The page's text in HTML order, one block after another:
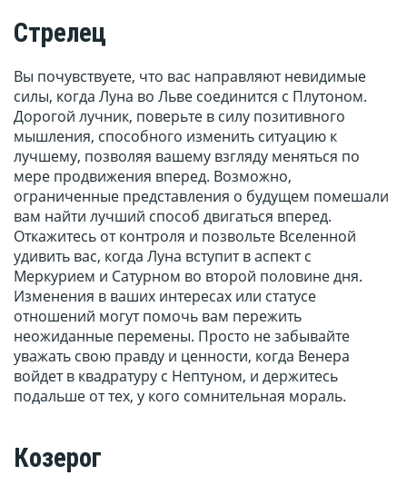
Стрелец
Вы почувствуете, что вас направляют невидимые
силы, когда Луна во Льве соединится с Плутоном.
Дорогой лучник, поверьте в силу позитивного
мышления, способного изменить ситуацию к
лучшему, позволяя вашему взгляду меняться по
мере продвижения вперед. Возможно,
ограниченные представления о будущем помешали
вам найти лучший способ двигаться вперед.
Откажитесь от контроля и позвольте Вселенной
удивить вас, когда Луна вступит в аспект с
Меркурием и Сатурном во второй половине дня.
Изменения в ваших интересах или статусе
отношений могут помочь вам пережить
неожиданные перемены. Просто не забывайте
уважать свою правду и ценности, когда Венера
войдет в квадратуру с Нептуном, и держитесь
подальше от тех, у кого сомнительная мораль.
Козерог